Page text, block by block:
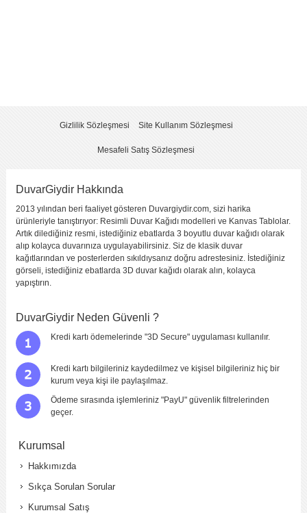
Gizlilik Sözleşmesi Site Kullanım Sözleşmesi
Mesafeli Satış Sözleşmesi
DuvarGiydir Hakkında
2013 yılından beri faaliyet gösteren Duvargiydir.com, sizi harika
ürünleriyle tanıştırıyor: Resimli Duvar Kağıdı modelleri ve Kanvas Tablolar.
Artık dilediğiniz resmi, istediğiniz ebatlarda 3 boyutlu duvar kağıdı olarak
alıp kolayca duvarınıza uygulayabilirsiniz. Siz de klasik duvar
kağıtlarından ve posterlerden sıkıldıysanız doğru adrestesiniz. İstediğiniz
görseli, istediğiniz ebatlarda 3D duvar kağıdı olarak alın, kolayca
yapıştırın.
DuvarGiydir Neden Güvenli ?
Kredi kartı ödemelerinde "3D Secure" uygulaması kullanılır.
Kredi kartı bilgileriniz kaydedilmez ve kişisel bilgileriniz hiç bir
kurum veya kişi ile paylaşılmaz.
Ödeme sırasında işlemleriniz "PayU" güvenlik filtrelerinden
geçer.
Kurumsal
Hakkımızda
Sıkça Sorulan Sorular
Kurumsal Satış